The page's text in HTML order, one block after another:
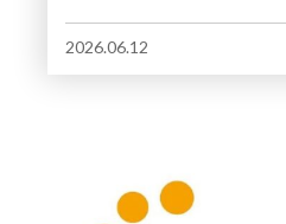
2026.06.12